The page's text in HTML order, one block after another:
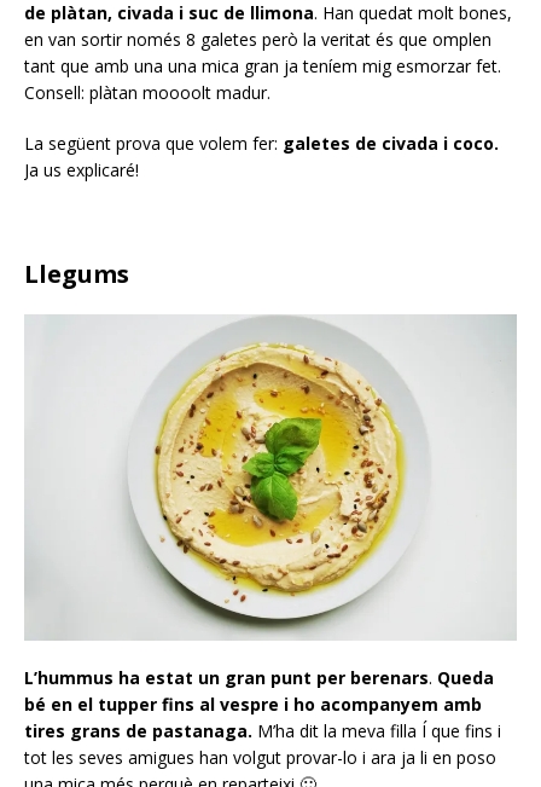
de plàtan, civada i suc de llimona. Han quedat molt bones,
en van sortir només 8 galetes però la veritat és que omplen
tant que amb una una mica gran ja teníem mig esmorzar fet.
Consell: plàtan moooolt madur.
La següent prova que volem fer: galetes de civada i coco.
Ja us explicaré!
Llegums
L’hummus ha estat un gran punt per berenars. Queda
bé en el tupper fins al vespre i ho acompanyem amb
tires grans de pastanaga. M’ha dit la meva filla Í que fins i
tot les seves amigues han volgut provar-lo i ara ja li en poso